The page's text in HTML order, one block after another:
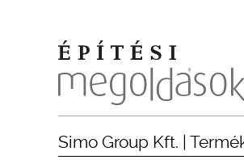
Simo Group Kft.